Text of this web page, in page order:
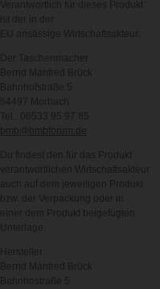
Verantwortlich für dieses Produkt
ist der in der
EU ansässige Wirtschaftsakteur:
Der Taschenmacher
Bernd Manfred Brück
Bahnhofstraße 5
54497 Morbach
Tel.: 06533 95 97 85
bmb@bmbforum.de
Du findest den für das Produkt
verantwortlichen Wirtschaftsakteur
auch auf dem jeweiligen Produkt
bzw. der Verpackung oder in
einer dem Produkt beigefügten
Unterlage.
Hersteller:
Bernd Manfred Brück
Bahnhostraße 5